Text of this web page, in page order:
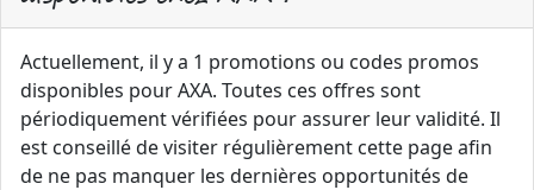
Actuellement, il y a 1 promotions ou codes promos
disponibles pour AXA. Toutes ces offres sont
périodiquement vérifiées pour assurer leur validité. Il
est conseillé de visiter régulièrement cette page afin
de ne pas manquer les dernières opportunités de